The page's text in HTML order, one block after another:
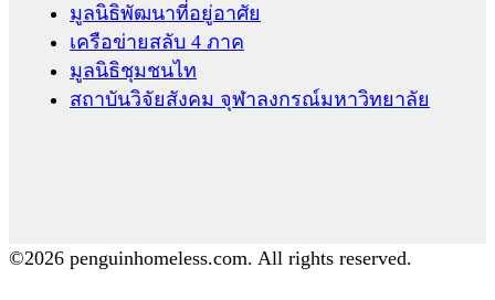
มูลนิธิพัฒนาที่อยู่อาศัย
เครือข่ายสลับ 4 ภาค
มูลนิธิชุมชนไท
สถาบันวิจัยสังคม จุฬาลงกรณ์มหาวิทยาลัย
©2026 penguinhomeless.com. All rights reserved.